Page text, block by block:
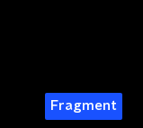
Fragment